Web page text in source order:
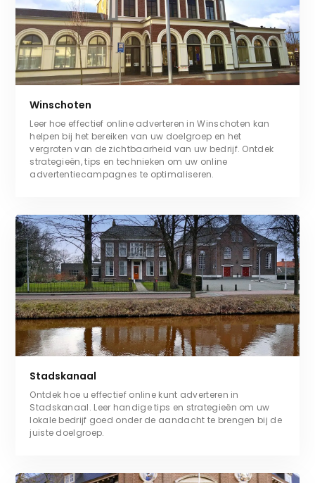
Winschoten
Leer hoe effectief online adverteren in Winschoten kan
helpen bij het bereiken van uw doelgroep en het
vergroten van de zichtbaarheid van uw bedrijf. Ontdek
strategieën, tips en technieken om uw online
advertentiecampagnes te optimaliseren.
Stadskanaal
Ontdek hoe u effectief online kunt adverteren in
Stadskanaal. Leer handige tips en strategieën om uw
lokale bedrijf goed onder de aandacht te brengen bij de
juiste doelgroep.